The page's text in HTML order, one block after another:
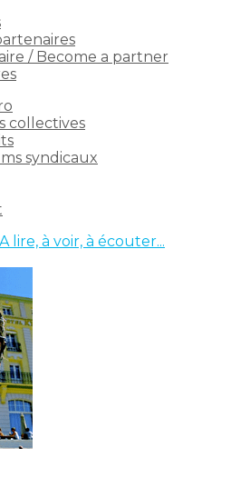
/ Become a partner
collectives
syndicaux
A lire, à voir, à écouter...